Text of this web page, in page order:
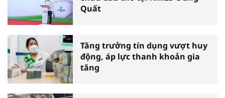
Quất
Tăng trưởng tín dụng vượt huy
động, áp lực thanh khoản gia
tăng